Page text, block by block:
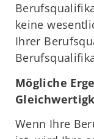
keine
Ihrer
Mögliche
Wenn Ihre